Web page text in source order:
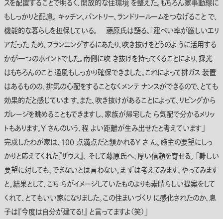
スを配置することで明るく、開放的な住環境 を整えた。もちろん家事動線に
もしっかりと配慮。 キッチン、パントリー、ランドリールームをつなげること で、
機能的な暮らしを担保している。 藤原氏は語る。「建ぺい率が厳しいエリ
アだった ため、プランニングするにあたり、吹き抜けをどうのよ うに活用する
かが一つのポイントでした。南側に吹 き抜けを持ってくることにより、採光
はもちろんのこと 通風もしっかり確保できました。これによって排ガス 装置
はあるものの、排気の心配をすることなくメンテ ナンスができるので、とても
効果的だと感じていま す。また、吹き抜けがあることによって、リビングから
ガレージを眺めることもできますし、家族が帰宅した ら気配で分かるメリッ
トもあります。Y さんのいう、程 よい距離が生み出せたと考えています」
完成したわが家は、100 点満点だと頷かれるY さ ん。施主の要望にしっ
かりと応えてくれた『ザウス』、 そして藤原氏へ、厚い信頼を寄せる。 「難しい
要望に対しても、できないとは言わない。ま ずは考えてみます、やってみます
と。結果として、こち らがイメージしていたものよりも素晴らしい提案をして
くれて、とてもいい家になりました。この住まいづくり に感化されたのか、息
子は『今度は自分が建てる！』 と言ってますよ（笑）」